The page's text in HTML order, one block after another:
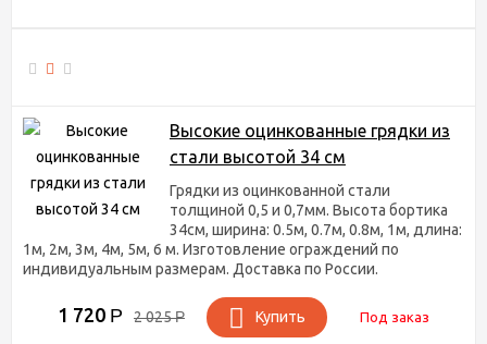
Высокие оцинкованные грядки из
стали высотой 34 см
Грядки из оцинкованной стали
толщиной 0,5 и 0,7мм. Высота бортика
34см, ширина: 0.5м, 0.7м, 0.8м, 1м, длина:
1м, 2м, 3м, 4м, 5м, 6 м. Изготовление ограждений по
индивидуальным размерам. Доставка по России.
1 720 Р 2 025Р Купить Под заказ